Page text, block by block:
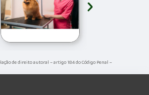
de direito autoral – artigo 184 do Código Penal –